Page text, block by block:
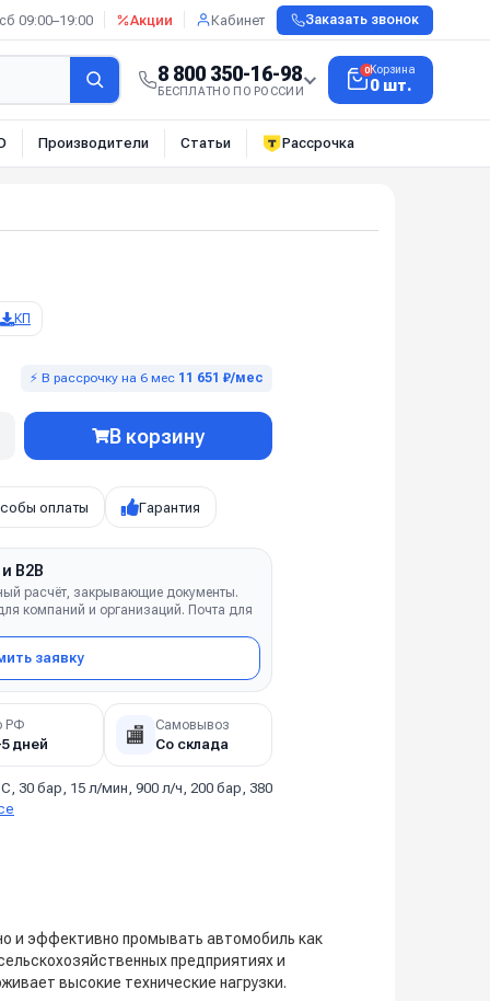
09:00–19:00 Акции Кабинет Заказать звонок
8 800 350-16-98
БЕСПЛАТНО ПО РОССИИ
0Корзина
0 шт.
Производители Статьи Рассрочка
КП
⚡ В рассрочку на 6 мес 11 651 ₽/мес
В корзину
оплаты Гарантия
B2B
расчёт, закрывающие документы.
компаний и организаций. Почта для
заявку
РФ
дней 🏬 Самовывоз
Со склада
30 бар, 15 л/мин, 900 л/ч, 200 бар, 380
и эффективно промывать автомобиль как
предприятиях и
высокие технические нагрузки.